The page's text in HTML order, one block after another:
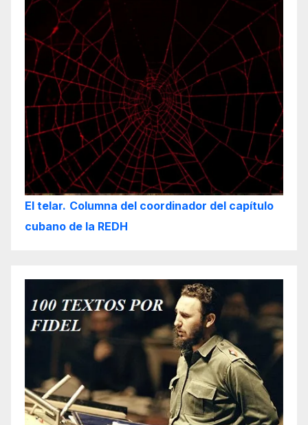
El telar. Columna del coordinador del capítulo
cubano de la REDH